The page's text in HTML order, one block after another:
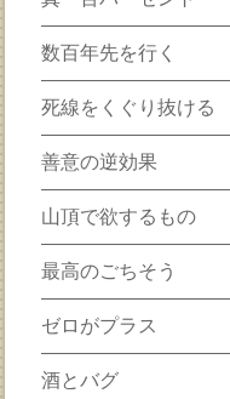
数百年先を行く
死線をくぐり抜ける
善意の逆効果
山頂で欲するもの
最高のごちそう
ゼロがプラス
酒とバグ